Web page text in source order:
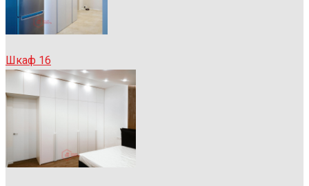
Шкаф 16